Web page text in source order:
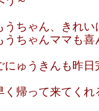
うちゃん、きれ
うちゃんママも
にゅうきんも昨
く帰って来てく